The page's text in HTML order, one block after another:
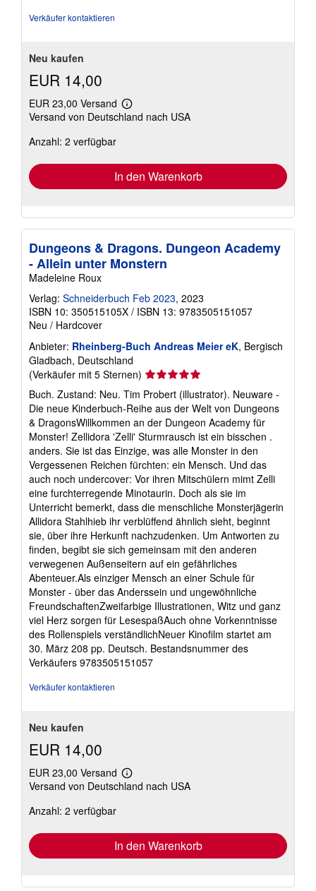
Verkäufer kontaktieren
Neu kaufen
EUR 14,00
EUR 23,00 Versand
Weitere
Informationen
Versand von Deutschland nach USA
Anzahl: 2 verfügbar
In den Warenkorb
Dungeons & Dragons. Dungeon Academy
- Allein unter Monstern
Madeleine Roux
Verlag: Schneiderbuch Feb 2023, 2023
ISBN 10: 350515105X / ISBN 13: 9783505151057
Neu / Hardcover
Anbieter: Rheinberg-Buch Andreas Meier eK, Bergisch
Gladbach, Deutschland
(Verkäufer mit 5 Sternen) Verkäuferbewertung
5
von
5
Sternen
Buch. Zustand: Neu. Tim Probert (illustrator). Neuware -
Die neue Kinderbuch-Reihe aus der Welt von Dungeons
& DragonsWillkommen an der Dungeon Academy für
Monster! Zellidora 'Zelli' Sturmrausch ist ein bisschen .
anders. Sie ist das Einzige, was alle Monster in den
Vergessenen Reichen fürchten: ein Mensch. Und das
auch noch undercover: Vor ihren Mitschülern mimt Zelli
eine furchterregende Minotaurin. Doch als sie im
Unterricht bemerkt, dass die menschliche Monsterjägerin
Allidora Stahlhieb ihr verblüffend ähnlich sieht, beginnt
sie, über ihre Herkunft nachzudenken. Um Antworten zu
finden, begibt sie sich gemeinsam mit den anderen
verwegenen Außenseitern auf ein gefährliches
Abenteuer.Als einziger Mensch an einer Schule für
Monster - über das Anderssein und ungewöhnliche
FreundschaftenZweifarbige Illustrationen, Witz und ganz
viel Herz sorgen für LesespaßAuch ohne Vorkenntnisse
des Rollenspiels verständlichNeuer Kinofilm startet am
30. März 208 pp. Deutsch. Bestandsnummer des
Verkäufers 9783505151057
Verkäufer kontaktieren
Neu kaufen
EUR 14,00
EUR 23,00 Versand
Weitere
Informationen
Versand von Deutschland nach USA
Anzahl: 2 verfügbar
In den Warenkorb